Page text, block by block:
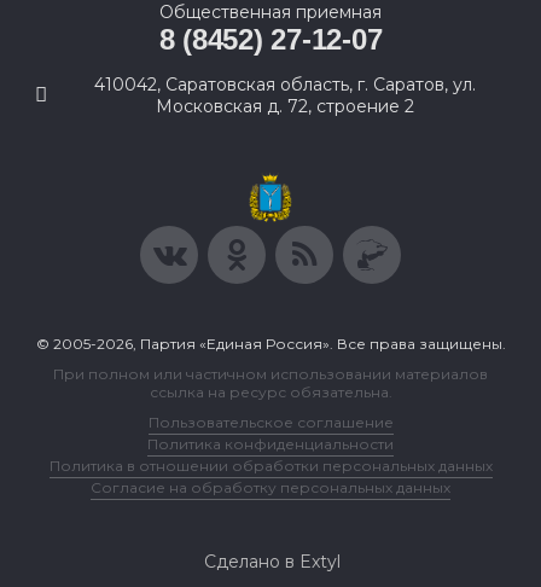
Общественная приемная
8 (8452) 27-12-07
410042, Саратовская область, г. Саратов, ул.
Московская д. 72, строение 2
© 2005-2026, Партия «Единая Россия». Все права защищены.
При полном или частичном использовании материалов
ссылка на ресурс обязательна.
Пользовательское соглашение
Политика конфиденциальности
Политика в отношении обработки персональных данных
Согласие на обработку персональных данных
Сделано в Extyl